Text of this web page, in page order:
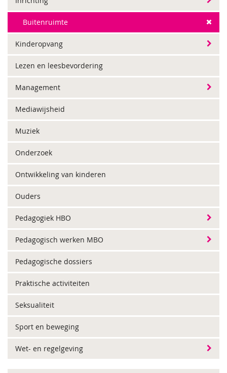
Buitenruimte
Kinderopvang
Lezen en leesbevordering
Management
Mediawijsheid
Muziek
Onderzoek
Ontwikkeling van kinderen
Ouders
Pedagogiek HBO
Pedagogisch werken MBO
Pedagogische dossiers
Praktische activiteiten
Seksualiteit
Sport en beweging
Wet- en regelgeving